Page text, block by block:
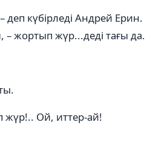
деп күбірледі Андрей Ерин.
– жортып жүр...деді тағы да.
жүр!.. Ой, иттер-ай!